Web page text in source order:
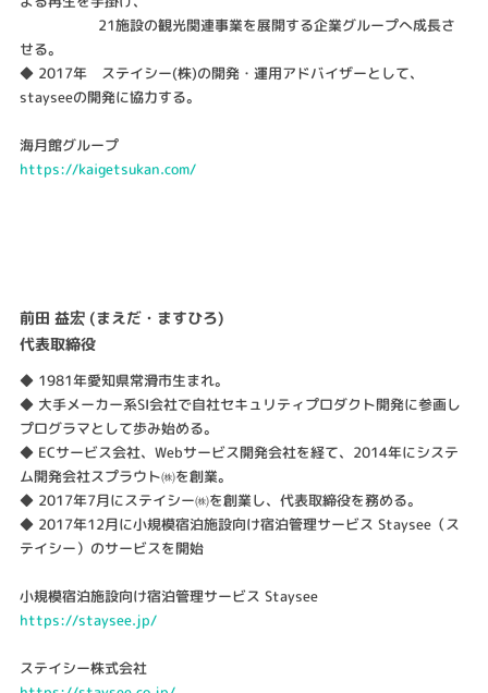
21施設の観光関連事業を展開する企業グループへ成長さ
せる。
◆ 2017年 ステイシー(株)の開発・運用アドバイザーとして、
stayseeの開発に協力する。
海月館グループ
https://kaigetsukan.com/
前田 益宏 (まえだ・ますひろ)
代表取締役
◆ 1981年愛知県常滑市生まれ。
◆ 大手メーカー系SI会社で自社セキュリティプロダクト開発に参画し
プログラマとして歩み始める。
◆ ECサービス会社、Webサービス開発会社を経て、2014年にシステ
ム開発会社スプラウト㈱を創業。
◆ 2017年7月にステイシー㈱を創業し、代表取締役を務める。
◆ 2017年12月に小規模宿泊施設向け宿泊管理サービス Staysee（ス
テイシー）のサービスを開始
小規模宿泊施設向け宿泊管理サービス Staysee
https://staysee.jp/
ステイシー株式会社